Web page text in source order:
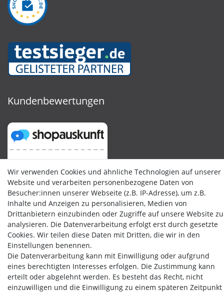
Kundenbewertungen
Copyright by Media-Reich GmbH
Wir verwenden Cookies und ähnliche Technologien auf unserer
Website und verarbeiten personenbezogene Daten von
Besucher:innen unserer Webseite (z.B. IP-Adresse), um z.B.
Inhalte und Anzeigen zu personalisieren, Medien von
Drittanbietern einzubinden oder Zugriffe auf unsere Website zu
analysieren. Die Datenverarbeitung erfolgt erst durch gesetzte
Cookies. Wir teilen diese Daten mit Dritten, die wir in den
Einstellungen benennen.
Die Datenverarbeitung kann mit Einwilligung oder aufgrund
eines berechtigten Interesses erfolgen. Die Zustimmung kann
erteilt oder abgelehnt werden. Es besteht das Recht, nicht
einzuwilligen und die Einwilligung zu einem späteren Zeitpunkt